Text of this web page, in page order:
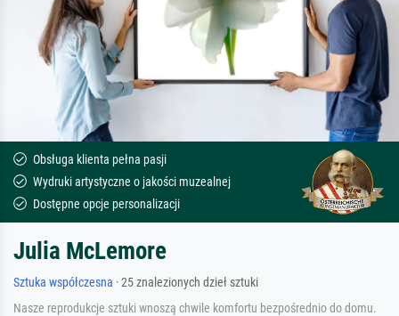
Obsługa klienta pełna pasji
Wydruki artystyczne o jakości muzealnej
Dostępne opcje personalizacji
Julia McLemore
Sztuka współczesna · 25 znalezionych dzieł sztuki
Nasze reprodukcje sztuki wnoszą chwile komfortu bezpośrednio do domu.